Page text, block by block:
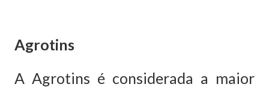
Agrotins
A Agrotins é considerada a maior